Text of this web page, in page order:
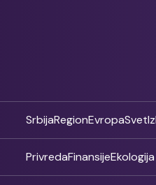
SrbijaRegionEvropaSvet
PrivredaFinansijeEkologija